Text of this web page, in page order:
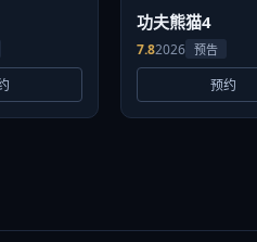
功夫熊猫4
7.82026 预告
预约